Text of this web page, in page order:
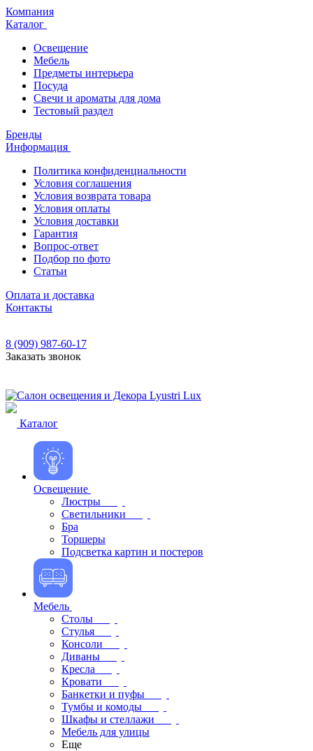
Компания
Каталог
Освещение
Мебель
Предметы интерьера
Посуда
Свечи и ароматы для дома
Тестовый раздел
Бренды
Информация
Политика конфиденциальности
Условия соглашения
Условия возврата товара
Условия оплаты
Условия доставки
Гарантия
Вопрос-ответ
Подбор по фото
Статьи
Оплата и доставка
Контакты
8 (909) 987-60-17
Заказать звонок
Каталог
Освещение
Люстры
Светильники
Бра
Торшеры
Подсветка картин и постеров
Мебель
Столы
Стулья
Консоли
Диваны
Кресла
Кровати
Банкетки и пуфы
Тумбы и комоды
Шкафы и стеллажи
Мебель для улицы
Еще